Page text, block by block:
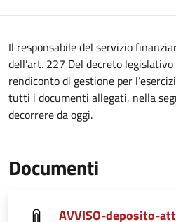
Il responsabile del servizio
dell’art. 227 Del decreto
rendiconto di gestione per
tutti i documenti allegati, nella
decorrere da oggi.
Documenti
AVVISO-deposito-